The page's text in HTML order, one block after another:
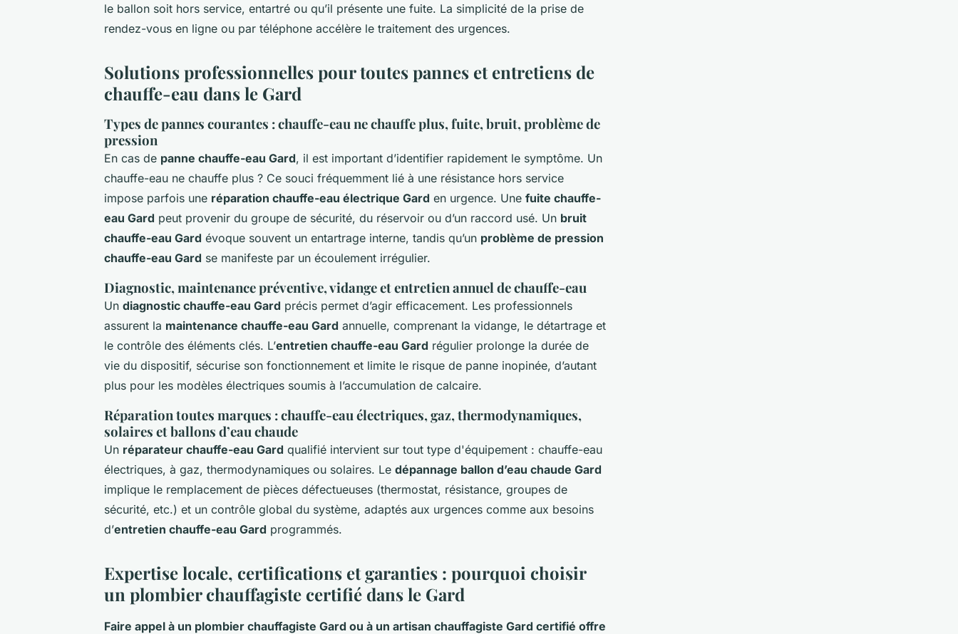
le ballon soit hors service, entartré ou qu’il présente une fuite. La simplicité de la prise de
rendez-vous en ligne ou par téléphone accélère le traitement des urgences.
Solutions professionnelles pour toutes pannes et entretiens de
chauffe-eau dans le Gard
Types de pannes courantes : chauffe-eau ne chauffe plus, fuite, bruit, problème de
pression
En cas de panne chauffe-eau Gard, il est important d’identifier rapidement le symptôme. Un
chauffe-eau ne chauffe plus ? Ce souci fréquemment lié à une résistance hors service
impose parfois une réparation chauffe-eau électrique Gard en urgence. Une fuite chauffe-
eau Gard peut provenir du groupe de sécurité, du réservoir ou d’un raccord usé. Un bruit
chauffe-eau Gard évoque souvent un entartrage interne, tandis qu’un problème de pression
chauffe-eau Gard se manifeste par un écoulement irrégulier.
Diagnostic, maintenance préventive, vidange et entretien annuel de chauffe-eau
Un diagnostic chauffe-eau Gard précis permet d’agir efficacement. Les professionnels
assurent la maintenance chauffe-eau Gard annuelle, comprenant la vidange, le détartrage et
le contrôle des éléments clés. L’entretien chauffe-eau Gard régulier prolonge la durée de
vie du dispositif, sécurise son fonctionnement et limite le risque de panne inopinée, d’autant
plus pour les modèles électriques soumis à l’accumulation de calcaire.
Réparation toutes marques : chauffe-eau électriques, gaz, thermodynamiques,
solaires et ballons d’eau chaude
Un réparateur chauffe-eau Gard qualifié intervient sur tout type d'équipement : chauffe-eau
électriques, à gaz, thermodynamiques ou solaires. Le dépannage ballon d’eau chaude Gard
implique le remplacement de pièces défectueuses (thermostat, résistance, groupes de
sécurité, etc.) et un contrôle global du système, adaptés aux urgences comme aux besoins
d’entretien chauffe-eau Gard programmés.
Expertise locale, certifications et garanties : pourquoi choisir
un plombier chauffagiste certifié dans le Gard
Faire appel à un plombier chauffagiste Gard ou à un artisan chauffagiste Gard certifié offre